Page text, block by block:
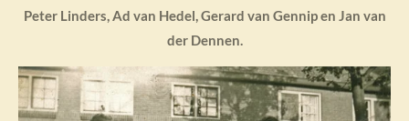
Peter Linders, Ad van Hedel, Gerard van Gennip en Jan van
der Dennen.